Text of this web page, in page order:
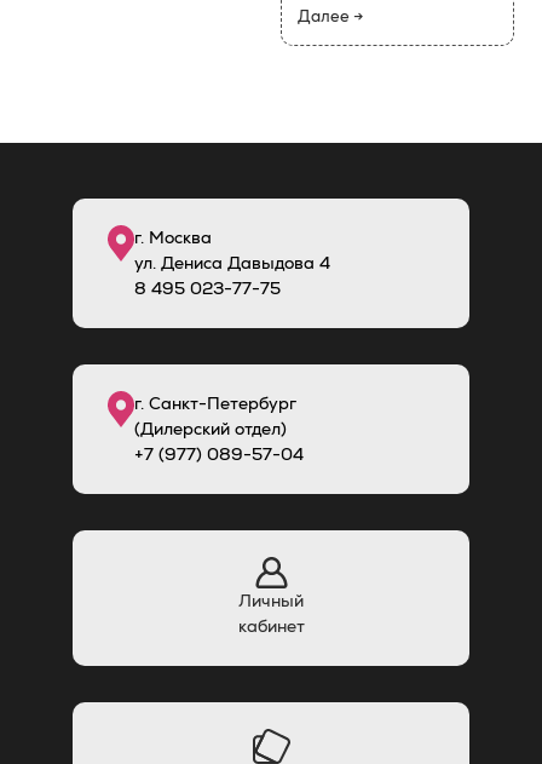
Далее →
г. Москва
ул. Дениса Давыдова 4
8 495 023-77-75
г. Санкт-Петербург
(Дилерский отдел)
+7 (977) 089-57-04
Личный
кабинет